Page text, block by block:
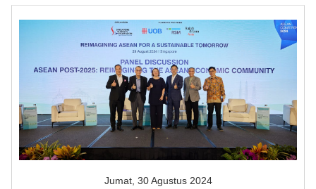
Jumat, 30 Agustus 2024